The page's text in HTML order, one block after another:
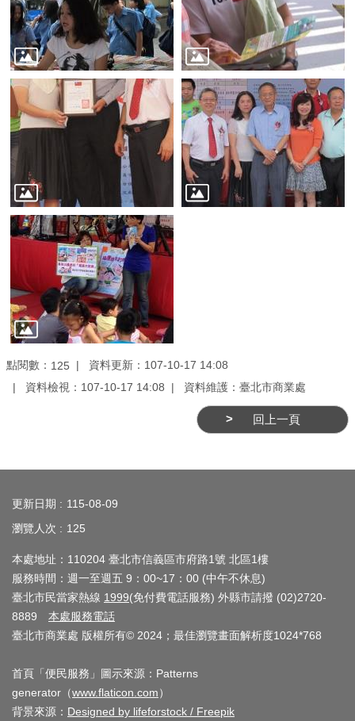
業
務
資
訊
線
上
服
公
司
業
登
記
務
理
商
業
展
與
輔
導
圈
廊
點閱數： 125
資料更新：107-10-17 14:08
資料檢視：107-10-17 14:08
資料維護：臺北市商業處
回上一頁
更新日期
115-08-09
瀏覽人次
125
本處地址：110204 臺北市信義區市府路1號 北區1樓
服務時間：週一至週五 9：00~17：00 (中午不休息)
臺北市民當家熱線 1999(免付費電話服務) 外縣市請撥 (02)2720-
8889 本處服務電話
臺北市商業處 版權所有© 2024；最佳瀏覽畫面解析度1024*768
首頁「便民服務」圖示來源：Patterns
generator（www.flaticon.com）
背景來源： Designed by lifeforstock / Freepik